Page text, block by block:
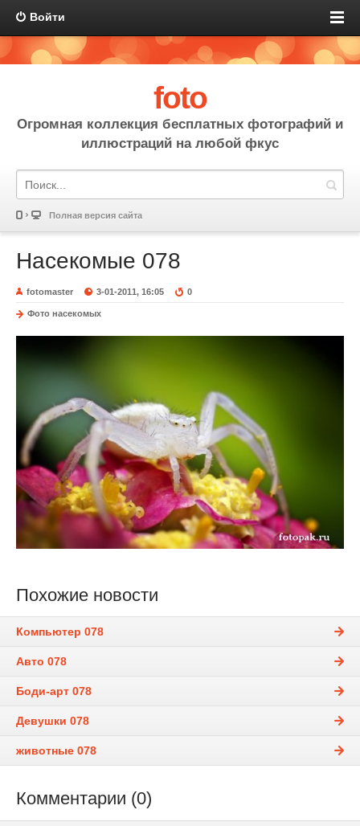
Войти
foto
Огромная коллекция бесплатных фотографий и
иллюстраций на любой фкус
Полная версия сайта
Насекомые 078
fotomaster 3-01-2011, 16:05 0
Фото насекомых
Похожие новости
Компьютер 078
Авто 078
Боди-арт 078
Девушки 078
животные 078
Комментарии (0)